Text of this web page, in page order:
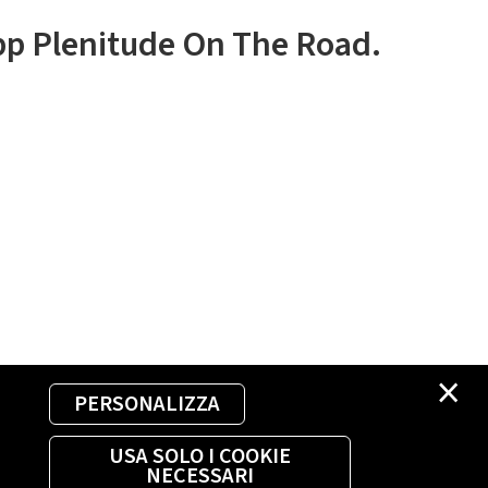
×
PERSONALIZZA
USA SOLO I COOKIE
NECESSARI
Plenitude On The Road.